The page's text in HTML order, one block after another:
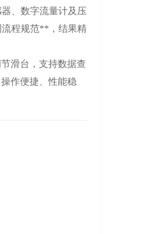
、数字流量计及压
程规范**，结果精
滑台，支持数据查
作便捷、性能稳